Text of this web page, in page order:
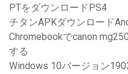
PTをダウンロードPS4
チタンAPKダウンロード
Chromebookでcanon
する
Windows 10バージョン